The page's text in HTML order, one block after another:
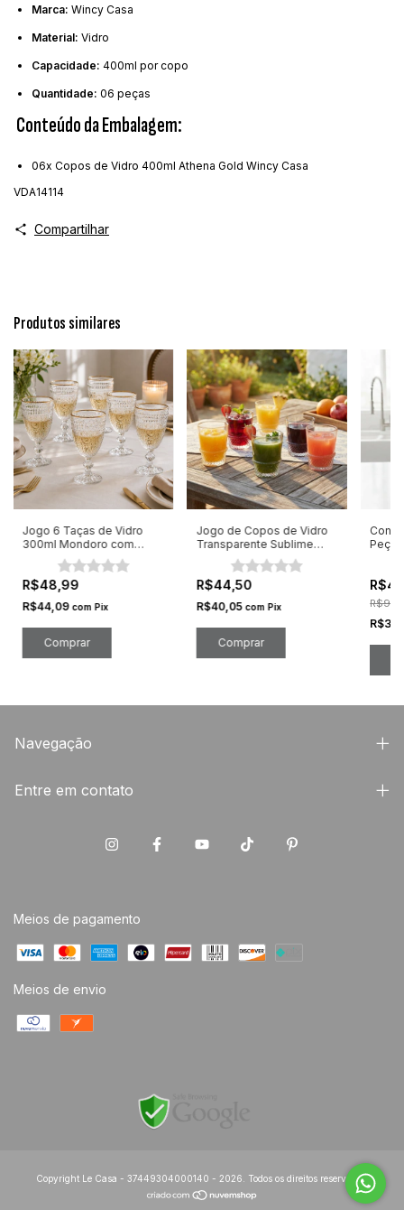
Marca: Wincy Casa
Material: Vidro
Capacidade: 400ml por copo
Quantidade: 06 peças
Conteúdo da Embalagem:
06x Copos de Vidro 400ml Athena Gold Wincy Casa
VDA14114
Compartilhar
Produtos similares
Jogo 6 Taças de Vidro
300ml Mondoro com
Borda Dourada
R$48,99
R$44,09 com Pix
Jogo de Copos de Vidro
Transparente Sublime
320ml 6 Peças
R$44,50
R$40,05 com Pix
Navegação
Entre em contato
Meios de pagamento
Meios de envio
Copyright Le Casa - 37449304000140 - 2026. Todos os direitos reservados.